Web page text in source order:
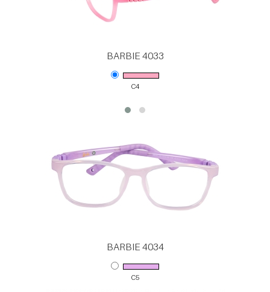
BARBIE 4033
C4
BARBIE 4034
C5